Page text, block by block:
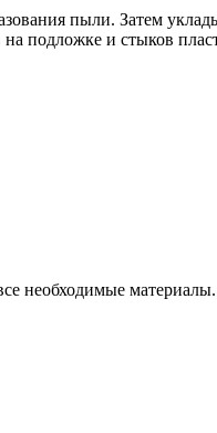
пыли. Затем
подложке и стыков
необходимые